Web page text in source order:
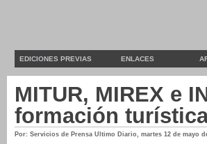
EDICIONES PREVIAS ENLACES
MITUR, MIREX e
formación
Por: Servicios de Prensa Ultimo Diario, martes 12 de mayo